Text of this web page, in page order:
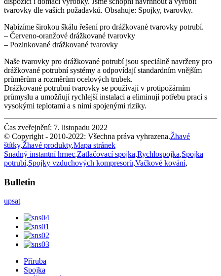
tvarovky dle vašich požadavků. Obsahuje: Spojky, tvarovky.
Nabízíme širokou škálu řešení pro drážkované tvarovky potrubí.
– Červeno-oranžové drážkované tvarovky
– Pozinkované drážkované tvarovky
Naše tvarovky pro drážkované potrubí jsou speciálně navrženy pro
drážkované potrubní systémy a odpovídají standardním vnějším
průměrům a rozměrům ocelových trubek.
Drážkované potrubní tvarovky se používají v protipožárním
průmyslu a umožňují rychlejší instalaci a eliminují potřebu prací s
vysokými teplotami a s nimi spojenými riziky.
Čas zveřejnění: 7. listopadu 2022
© Copyright - 2010-2022: Všechna práva vyhrazena.Žhavé
štítky,Žhavé produkty,Mapa stránek
Snadný instantní hrnec,Zatlačovací spojka,Rychlospojka,Spojka
potrubí,Spojky vzduchových kompresorů,Vačkové kování,
Bulletin
upsat
Příruba
Spojka